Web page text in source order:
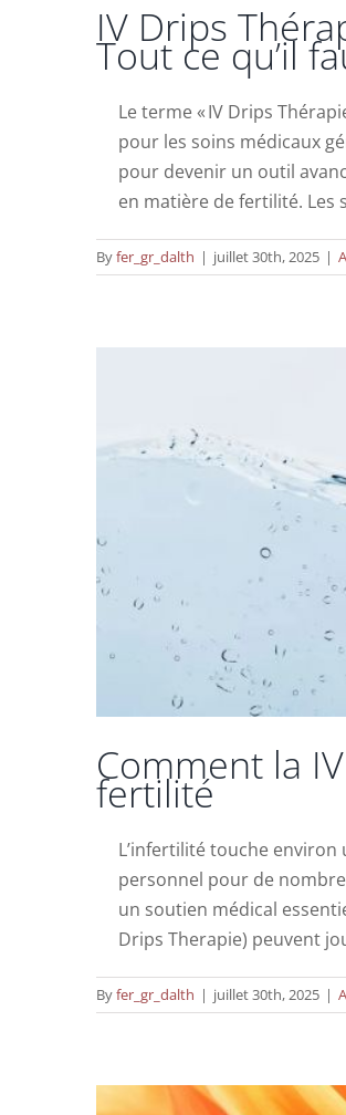
IV Drips
Tout ce qu’il
Le terme « IV Drips
pour les soins médicaux
pour devenir un outil
en matière de fertilité. Les
Byfer_gr_dalth | juillet 30th, 2025 |
Comment la
fertilité
L’infertilité touche
personnel pour de
un soutien médical
Drips Therapie) peuvent
Byfer_gr_dalth | juillet 30th, 2025 |
Le